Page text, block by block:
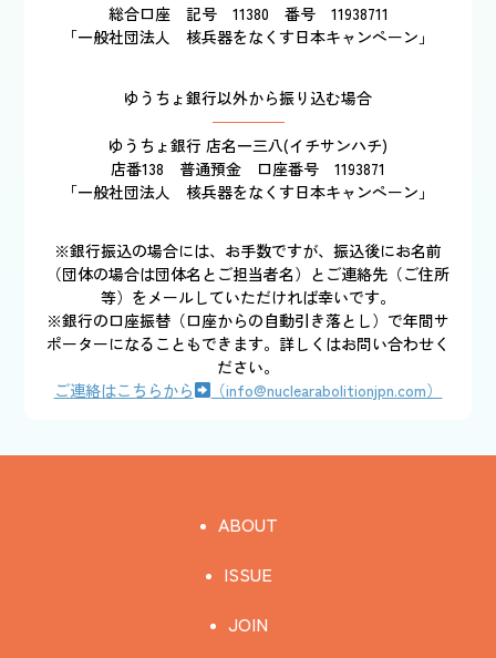
総合口座 記号 11380 番号 11938711
「一般社団法人 核兵器をなくす日本キャンペーン」
ゆうちょ銀行以外から振り込む場合
ゆうちょ銀行 店名一三八(イチサンハチ)
店番138 普通預金 口座番号 1193871
「一般社団法人 核兵器をなくす日本キャンペーン」
※銀行振込の場合には、お手数ですが、振込後にお名前
（団体の場合は団体名とご担当者名）とご連絡先（ご住所
等）をメールしていただければ幸いです。
※銀行の口座振替（口座からの自動引き落とし）で年間サ
ポーターになることもできます。詳しくはお問い合わせく
ださい。
ご連絡はこちらから
（info@nuclearabolitionjpn.com）
ABOUT
ISSUE
JOIN